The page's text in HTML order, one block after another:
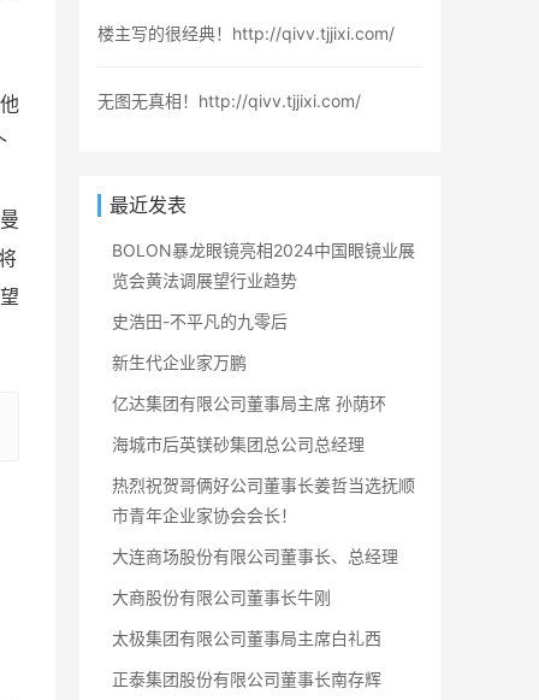
楼主写的很经典！http://qivv.tjjixi.com/
无图无真相！http://qivv.tjjixi.com/
最近发表
BOLON暴龙眼镜亮相2024中国眼镜业展
览会黄法调展望行业趋势
史浩田-不平凡的九零后
新生代企业家万鹏
亿达集团有限公司董事局主席 孙荫环
海城市后英镁砂集团总公司总经理
热烈祝贺哥俩好公司董事长姜哲当选抚顺
市青年企业家协会会长！
大连商场股份有限公司董事长、总经理
大商股份有限公司董事长牛刚
太极集团有限公司董事局主席白礼西
正泰集团股份有限公司董事长南存辉